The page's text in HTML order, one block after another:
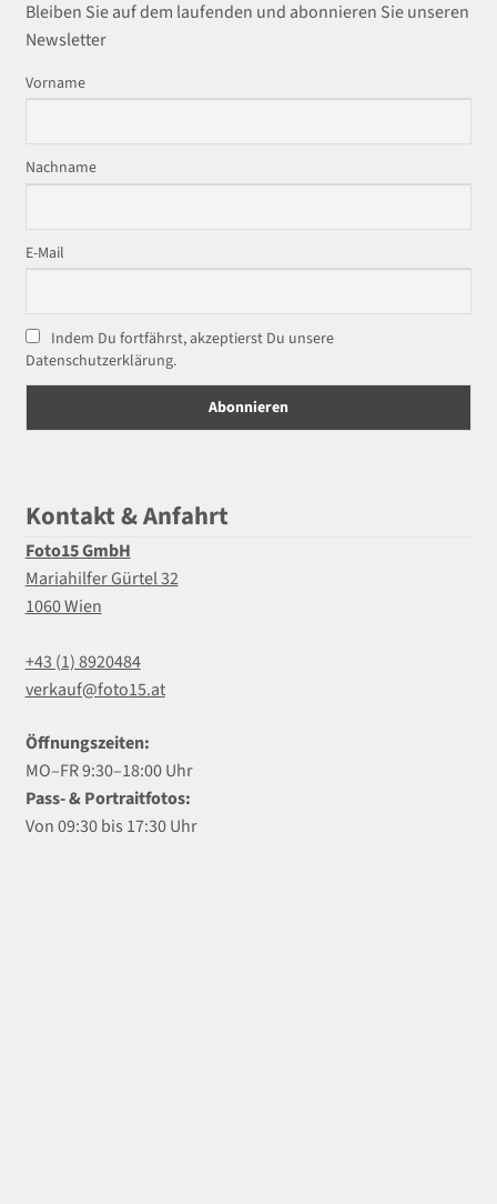
Bleiben Sie auf dem laufenden und abonnieren Sie unseren
Newsletter
Vorname
Nachname
E-Mail
Indem Du fortfährst, akzeptierst Du unsere
Datenschutzerklärung.
Kontakt & Anfahrt
Foto15 GmbH
Mariahilfer Gürtel 32
1060 Wien
+43 (1) 8920484
verkauf@foto15.at
Öffnungszeiten:
MO–FR 9:30–18:00 Uhr
Pass- & Portraitfotos:
Von 09:30 bis 17:30 Uhr